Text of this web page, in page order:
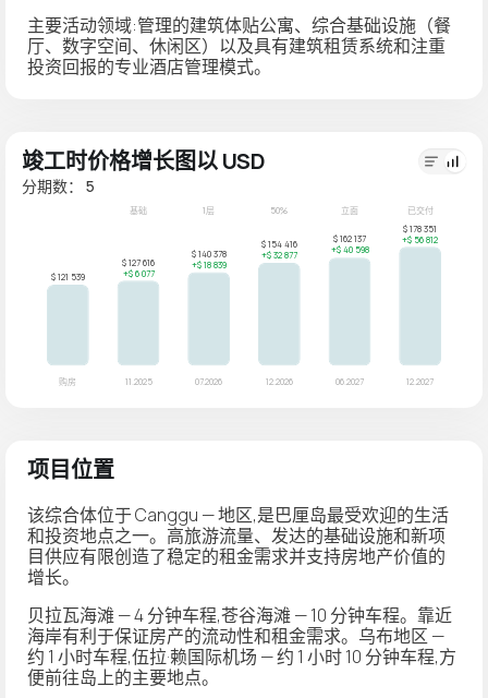
主要活动领域:管理的建筑体贴公寓、综合基础设施（餐
厅、数字空间、休闲区）以及具有建筑租赁系统和注重
投资回报的专业酒店管理模式。
竣工时价格增长图以 USD
分期数： 5
项目位置
该综合体位于 Canggu — 地区,是巴厘岛最受欢迎的生活
和投资地点之一。高旅游流量、发达的基础设施和新项
目供应有限创造了稳定的租金需求并支持房地产价值的
增长。
贝拉瓦海滩 — 4 分钟车程,苍谷海滩 — 10 分钟车程。靠近
海岸有利于保证房产的流动性和租金需求。乌布地区 —
约 1 小时车程,伍拉·赖国际机场 — 约 1 小时 10 分钟车程,方
便前往岛上的主要地点。